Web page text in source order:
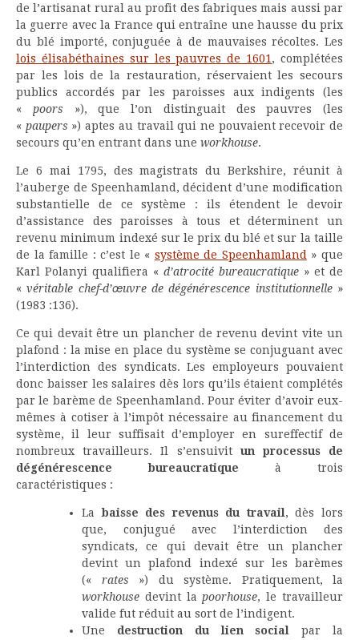
de l’artisanat rural au profit des fabriques mais aussi par
la guerre avec la France qui entraîne une hausse du prix
du blé importé, conjuguée à de mauvaises récoltes. Les
lois élisabéthaines sur les pauvres de 1601, complétées
par les lois de la restauration, réservaient les secours
publics accordés par les paroisses aux indigents (les
« poors »), que l’on distinguait des pauvres (les
« paupers ») aptes au travail qui ne pouvaient recevoir de
secours qu’en entrant dans une workhouse.
Le 6 mai 1795, des magistrats du Berkshire, réunit à
l’auberge de Speenhamland, décident d’une modification
substantielle de ce système : ils étendent le devoir
d’assistance des paroisses à tous et déterminent un
revenu minimum indexé sur le prix du blé et sur la taille
de la famille : c’est le « système de Speenhamland » que
Karl Polanyi qualifiera « d’atrocité bureaucratique » et de
«véritable chef-d’œuvre de dégénérescence institutionnelle »
(1983 :136).
Ce qui devait être un plancher de revenu devint vite un
plafond : la mise en place du système se conjuguant avec
l’interdiction des syndicats. Les employeurs pouvaient
donc baisser les salaires dès lors qu’ils étaient complétés
par le barème de Speenhamland. Pour éviter d’avoir eux-
mêmes à cotiser à l’impôt nécessaire au financement du
système, il leur suffisait d’employer en sureffectif de
nombreux travailleurs. Il s’ensuivit un processus de
dégénérescence bureaucratique à trois
caractéristiques :
Labaisse des revenus du travail , dès lors
que, conjugué avec l’interdiction des
syndicats, ce qui devait être un plancher
devint un plafond indexé sur les barèmes
(« rates ») du système. Pratiquement, la
workhouse devint la poorhouse, le travailleur
valide fut réduit au sort de l’indigent.
Une destruction du lien social
par la